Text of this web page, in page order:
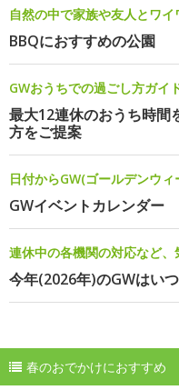
自然の中で家族や友人とワイ
BBQにおすすめの公園
GWおうちでの過ごし方ガイ
最大12連休のおうち時間
方をご提案
日付からGW(ゴールデンウ
GWイベントカレンダー
連休中の各機関の対応など
今年(2026年)のGWはい
春のおでかけにおすすめ